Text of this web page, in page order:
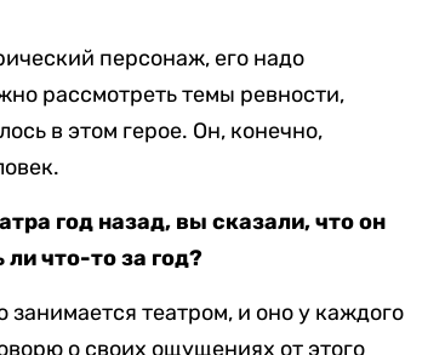
персонаж, его надо
рассмотреть темы ревности,
в этом герое. Он, конечно,
год назад, вы сказали, что он
что-то за год?
занимается театром, и оно у каждого
о своих ощущениях от этого